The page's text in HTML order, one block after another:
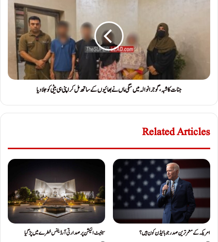
جنات کا شبہ ، گوجرانوالہ میں سگی ماں نے بھائیوں کے ساتھ مل کر اپنی ہی بیٹی کو جلا دیا
Related Articles
امریکہ کےمعمرترین صدرجوبائیڈن کون ہیں ؟ سینیٹ الیکشن پرصدارتی آرڈیننس خطرے میں پڑگیا